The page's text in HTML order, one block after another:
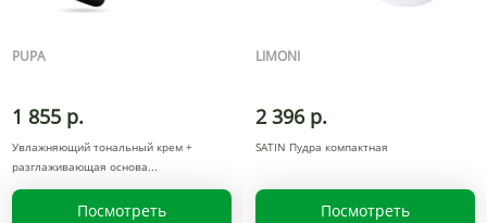
PUPA
1 855 р.
Увлажняющий тональный крем +
разглаживающая основа
Посмотреть
LIMONI
2 396 р.
SATIN Пудра компактная
Посмотреть